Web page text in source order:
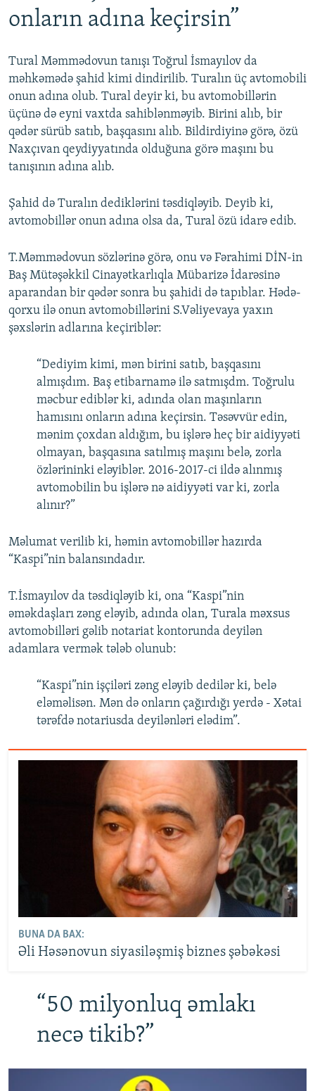
onların adına keçirsin”
Tural Məmmədovun tanışı Toğrul İsmayılov da
məhkəmədə şahid kimi dindirilib. Turalın üç avtomobili
onun adına olub. Tural deyir ki, bu avtomobillərin
üçünə də eyni vaxtda sahiblənməyib. Birini alıb, bir
qədər sürüb satıb, başqasını alıb. Bildirdiyinə görə, özü
Naxçıvan qeydiyyatında olduğuna görə maşını bu
tanışının adına alıb.
Şahid də Turalın dediklərini təsdiqləyib. Deyib ki,
avtomobillər onun adına olsa da, Tural özü idarə edib.
T.Məmmədovun sözlərinə görə, onu və Fərahimi DİN-in
Baş Mütəşəkkil Cinayətkarlıqla Mübarizə İdarəsinə
aparandan bir qədər sonra bu şahidi də tapıblar. Hədə-
qorxu ilə onun avtomobillərini S.Vəliyevaya yaxın
şəxslərin adlarına keçiriblər:
“Dediyim kimi, mən birini satıb, başqasını
almışdım. Baş etibarnamə ilə satmışdm. Toğrulu
məcbur ediblər ki, adında olan maşınların
hamısını onların adına keçirsin. Təsəvvür edin,
mənim çoxdan aldığım, bu işlərə heç bir aidiyyəti
olmayan, başqasına satılmış maşını belə, zorla
özlərininki eləyiblər. 2016-2017-ci ildə alınmış
avtomobilin bu işlərə nə aidiyyəti var ki, zorla
alınır?”
Məlumat verilib ki, həmin avtomobillər hazırda
“Kaspi”nin balansındadır.
T.İsmayılov da təsdiqləyib ki, ona “Kaspi”nin
əməkdaşları zəng eləyib, adında olan, Turala məxsus
avtomobilləri gəlib notariat kontorunda deyilən
adamlara vermək tələb olunub:
“Kaspi”nin işçiləri zəng eləyib dedilər ki, belə
eləməlisən. Mən də onların çağırdığı yerdə - Xətai
tərəfdə notariusda deyilənləri elədim”.
BUNA DA BAX:
Əli Həsənovun siyasiləşmiş biznes şəbəkəsi
“50 milyonluq əmlakı
necə tikib?”